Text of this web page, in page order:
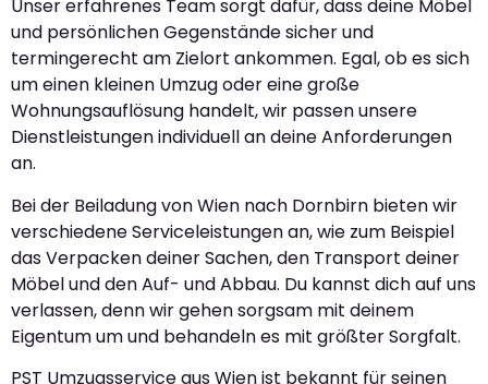
Unser erfahrenes Team sorgt dafür, dass deine Möbel
und persönlichen Gegenstände sicher und
termingerecht am Zielort ankommen. Egal, ob es sich
um einen kleinen Umzug oder eine große
Wohnungsauflösung handelt, wir passen unsere
Dienstleistungen individuell an deine Anforderungen
an.
Bei der Beiladung von Wien nach Dornbirn bieten wir
verschiedene Serviceleistungen an, wie zum Beispiel
das Verpacken deiner Sachen, den Transport deiner
Möbel und den Auf- und Abbau. Du kannst dich auf uns
verlassen, denn wir gehen sorgsam mit deinem
Eigentum um und behandeln es mit größter Sorgfalt.
PST Umzugsservice aus Wien ist bekannt für seinen